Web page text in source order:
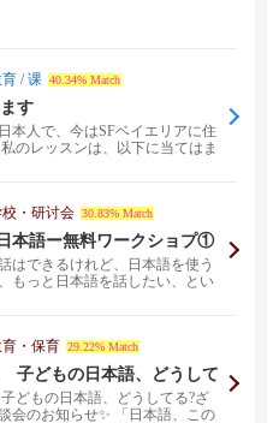
/ 课 40.34% Match
す
本人で、今はSFベイエリアに住
のレッスンは、以下に当てはま
・研讨会 30.83% Match
本語ー無料ワークショプ①
う」
はできるけれど、日本語を使う
もっと日本語を話したい、とい
・保育 29.22% Match
子どもの日本語、どうして
ん座談会のお知らせ✨
どもの日本語、どうしてる?ざ
会のお知らせ✨ 「日本語、この